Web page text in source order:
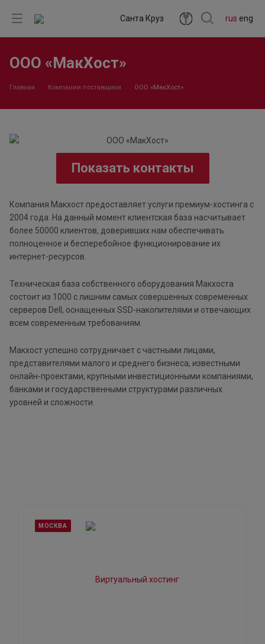
rus eng
Санта Круз
ООО «МакХост»
Главная Компании поставщики ООО «МакХост»
Показать контакты
Компания Макхост предоставляет услуги премиум-хостинга с
2004 года. На данный момент клиентская база насчитывает
более 50000 клиентов, доверивших нам обеспечивать
полноценное и бесперебойное функционирование их
интернет-ресурсов.
Техническая база собственного оборудования Макхоста
состоит из 1000 с лишним самых совершенных современных
серверов Dell, оснащенных SSD-накопителями и отвечающих
всем современным требованиям.
Макхост успешно сотрудничает с частными лицами,
представителями малого и среднего бизнеса, известными
онлайн-проектами, крупными инвестиционными компаниями,
банками и государственными структурами различных
уровней и сложности.
МОСКВА